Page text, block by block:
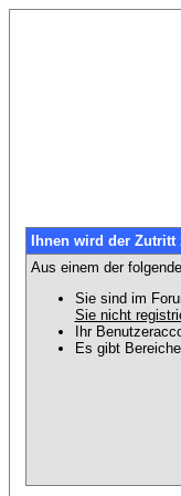
Ihnen wird der
Aus einem der
Sie sind im
Sie nicht
Ihr
Es gibt